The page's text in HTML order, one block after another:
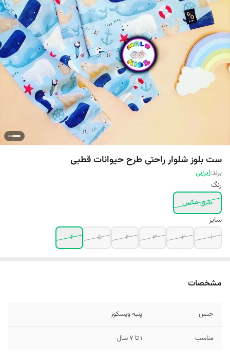
ست بلوز شلوار راحتی طرح حیوانات قطبی
برند:ایرانی
رنگ
طبق عکس
سایز
1
2
3
4
5
6
مشخصات
جنس پنبه ویسکوز
مناسب ۱ تا ۷ سال